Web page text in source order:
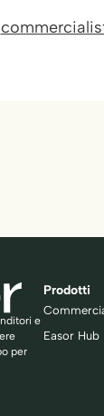
e
per
Prodotti
Easor Hub